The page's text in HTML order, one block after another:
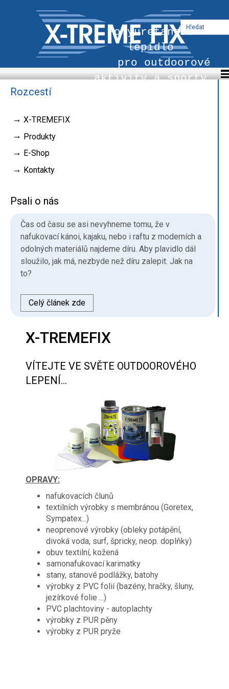
Polyuretanové
lepidlo
pro outdoorové
aktivity a sporty
Rozcestí
X-TREMEFIX
Produkty
E-Shop
Kontakty
Psali o nás
Čas od času se asi nevyhneme tomu, že v
nafukovací kánoi, kajaku, nebo i raftu z moderních a
odolných materiálů najdeme díru. Aby plavidlo dál
sloužilo, jak má, nezbyde než díru zalepit. Jak na
to?
Celý článek zde
X-TREMEFIX
VÍTEJTE VE SVĚTE OUTDOOROVÉHO
LEPENÍ...
OPRAVY:
nafukovacích člunů
textilních výrobky s membránou (Goretex,
Sympatex...)
neoprenové výrobky (obleky potápění,
divoká voda, surf, špricky, neop. doplňky)
obuv textilní, kožená
samonafukovací karimatky
stany, stanové podlážky, batohy
výrobky z PVC folií (bazény, hračky, šluny,
jezírkové folie ...)
PVC plachtoviny - autoplachty
výrobky z PUR pěny
výrobky z PUR pryže